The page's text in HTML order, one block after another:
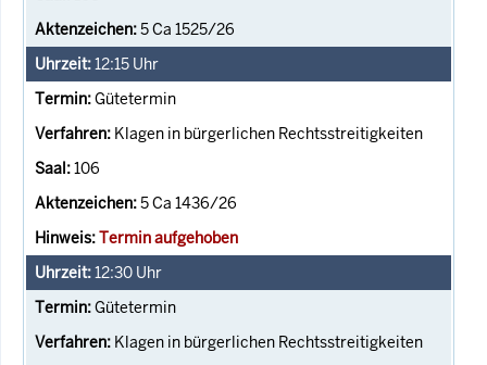
5 Ca 1525/26
12:15 Uhr
Gütetermin
Klagen in bürgerlichen Rechtsstreitigkeiten
106
5 Ca 1436/26
Termin aufgehoben
12:30 Uhr
Gütetermin
Klagen in bürgerlichen Rechtsstreitigkeiten